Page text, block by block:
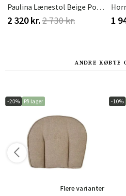
Paulina Lænestol Beige Polyrattan Brafab
2 320 kr.2 730 kr. 1
ANDRE KØBTE
-20% På lager
Flere varianter
-10%